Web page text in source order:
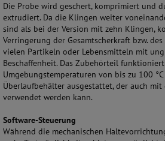
Die Probe wird geschert, komprimiert und
extrudiert. Da die Klingen weiter
sind als bei der Version mit zehn Klingen,
Verringerung der Gesamtscherkraft bzw.
vielen Partikeln oder Lebensmitteln mit
Beschaffenheit. Das Zubehörteil
Umgebungstemperaturen von bis zu 100
Überlaufbehälter ausgestattet, der auch
verwendet werden kann.
Software-Steuerung
Während die mechanischen